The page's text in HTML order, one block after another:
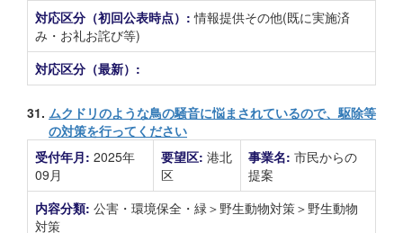
対応区分（初回公表時点）:情報提供その他(既に実施済
み・お礼お詫び等)
対応区分（最新）:
31. ムクドリのような鳥の騒音に悩まされているので、駆除等
の対策を行ってください
受付年月: 2025年
09月
要望区: 港北
区
事業名: 市民からの
提案
内容分類: 公害・環境保全・緑＞野生動物対策＞野生動物
対策